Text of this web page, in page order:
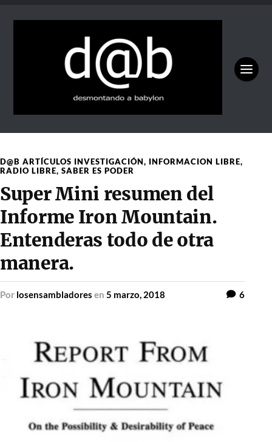
D@B ARTÍCULOS INVESTIGACIÓN, INFORMACION LIBRE,
RADIO LIBRE, SABER ES PODER
Super Mini resumen del
Informe Iron Mountain.
Entenderas todo de otra
manera.
por losensambladores en 5 marzo, 2018 6